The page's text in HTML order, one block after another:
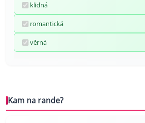
klidná
romantická
věrná
Kam na rande?